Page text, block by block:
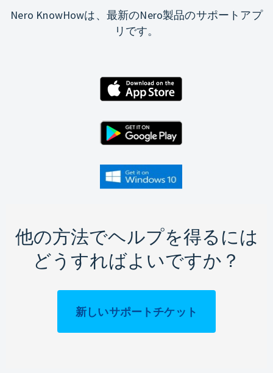
Nero KnowHowは、最新のNero製品のサポートアプ
リです。
他の方法でヘルプを得るには
どうすればよいですか？
新しいサポートチケット